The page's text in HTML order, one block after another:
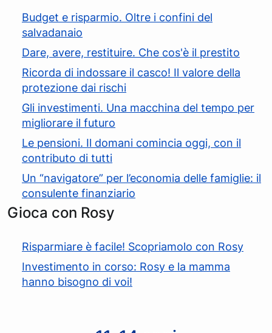
Budget e risparmio. Oltre i confini del
salvadanaio
Dare, avere, restituire. Che cos'è il prestito
Ricorda di indossare il casco! Il valore della
protezione dai rischi
Gli investimenti. Una macchina del tempo per
migliorare il futuro
Le pensioni. Il domani comincia oggi, con il
contributo di tutti
Un “navigatore” per l’economia delle famiglie: il
consulente finanziario
Gioca con Rosy
Risparmiare è facile! Scopriamolo con Rosy
Investimento in corso: Rosy e la mamma
hanno bisogno di voi!